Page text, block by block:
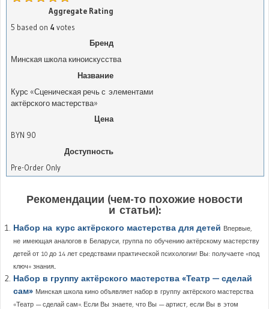
Aggregate Rating
5 based on 4 votes
Бренд
Минская школа киноискусства
Название
Курс «Сценическая речь с элементами
актёрского мастерства»
Цена
BYN 90
Доступность
Pre-Order Only
Рекомендации (чем-то похожие новости
и статьи):
Набор на курс актёрского мастерства для детей Впервые,
не имеющая аналогов в Беларуси, группа по обучению актёрскому мастерству
детей от 10 до 14 лет средствами практической психологии! Вы: получаете «под
ключ» знания...
Набор в группу актёрского мастерства «Театр — сделай
сам» Минская школа кино объявляет набор в группу актёрского мастерства
«Театр — сделай сам». Если Вы знаете, что Вы — артист, если Вы в этом